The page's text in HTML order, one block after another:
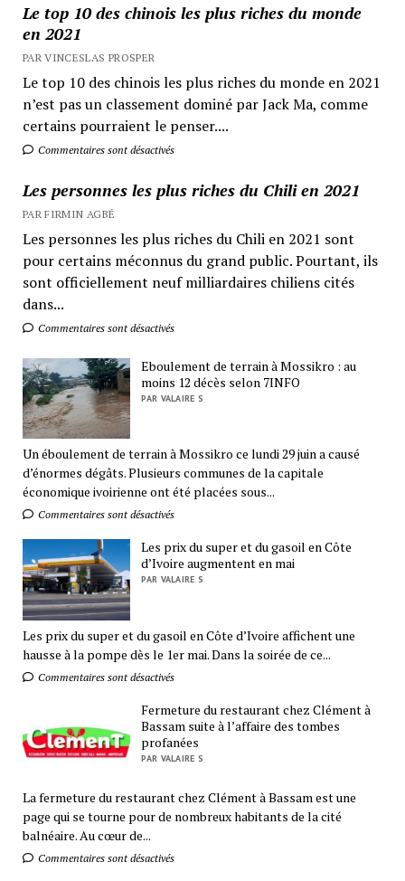
Le top 10 des chinois les plus riches du monde
en 2021
PAR VINCESLAS PROSPER
Le top 10 des chinois les plus riches du monde en 2021
n’est pas un classement dominé par Jack Ma, comme
certains pourraient le penser....
Commentaires sont désactivés
Les personnes les plus riches du Chili en 2021
PAR FIRMIN AGBÉ
Les personnes les plus riches du Chili en 2021 sont
pour certains méconnus du grand public. Pourtant, ils
sont officiellement neuf milliardaires chiliens cités
dans...
Commentaires sont désactivés
Eboulement de terrain à Mossikro : au
moins 12 décès selon 7INFO
PAR VALAIRE S
Un éboulement de terrain à Mossikro ce lundi 29 juin a causé
d’énormes dégâts. Plusieurs communes de la capitale
économique ivoirienne ont été placées sous...
Commentaires sont désactivés
Les prix du super et du gasoil en Côte
d’Ivoire augmentent en mai
PAR VALAIRE S
Les prix du super et du gasoil en Côte d’Ivoire affichent une
hausse à la pompe dès le 1er mai. Dans la soirée de ce...
Commentaires sont désactivés
Fermeture du restaurant chez Clément à
Bassam suite à l’affaire des tombes
profanées
PAR VALAIRE S
La fermeture du restaurant chez Clément à Bassam est une
page qui se tourne pour de nombreux habitants de la cité
balnéaire. Au cœur de...
Commentaires sont désactivés